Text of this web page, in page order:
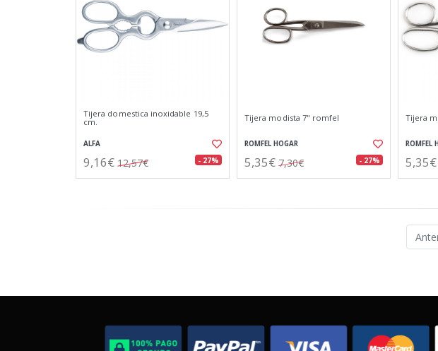
Tijera domestica inoxidable 19,5
cm.
ALFA
9,16€ 12,57€ - 27%
Tijera modista 7" romfel
ROMFEL HOGAR
5,35€ 7,30€ - 27%
Tijera
ROMFEL
5,35€